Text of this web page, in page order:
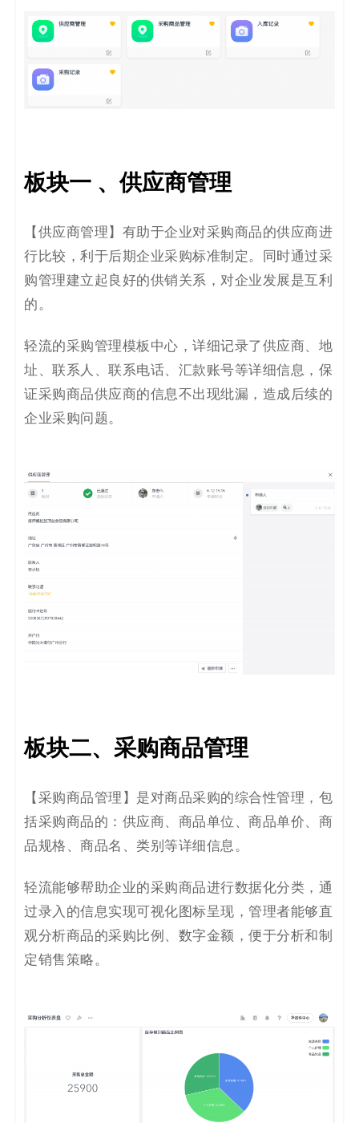
板块一 、供应商管理
【供应商管理】有助于企业对采购商品的供应商进
行比较，利于后期企业采购标准制定。同时通过采
购管理建立起良好的供销关系，对企业发展是互利
的。
轻流的采购管理模板中心，详细记录了供应商、地
址、联系人、联系电话、汇款账号等详细信息，保
证采购商品供应商的信息不出现纰漏，造成后续的
企业采购问题。
板块二、 采购商品管理
【采购商品管理】是对商品采购的综合性管理，包
括采购商品的：供应商、商品单位、商品单价、商
品规格、商品名、类别等详细信息。
轻流能够帮助企业的采购商品进行数据化分类，通
过录入的信息实现可视化图标呈现，管理者能够直
观分析商品的采购比例、数字金额，便于分析和制
定销售策略。